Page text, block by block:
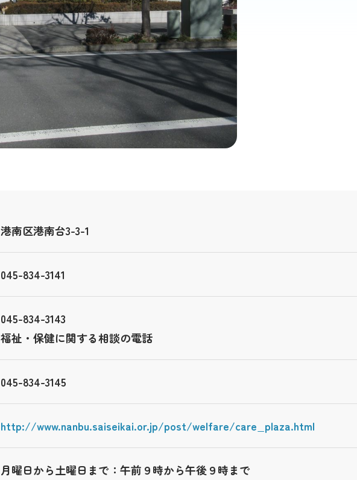
港南区港南台3-3-1
045-834-3141
045-834-3143
福祉・保健に関する相談の電話
045-834-3145
http://www.nanbu.saiseikai.or.jp/post/welfare/care_plaza.html
月曜日から土曜日まで：午前９時から午後９時まで